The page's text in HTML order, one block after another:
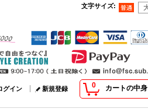
文字サイズ:
0 カートの中身
グイン 新規登録